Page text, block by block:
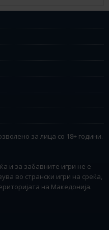
за лица со 18+ години.
и за забавните игри не е
во странски игри на среќа,
на Македонија.